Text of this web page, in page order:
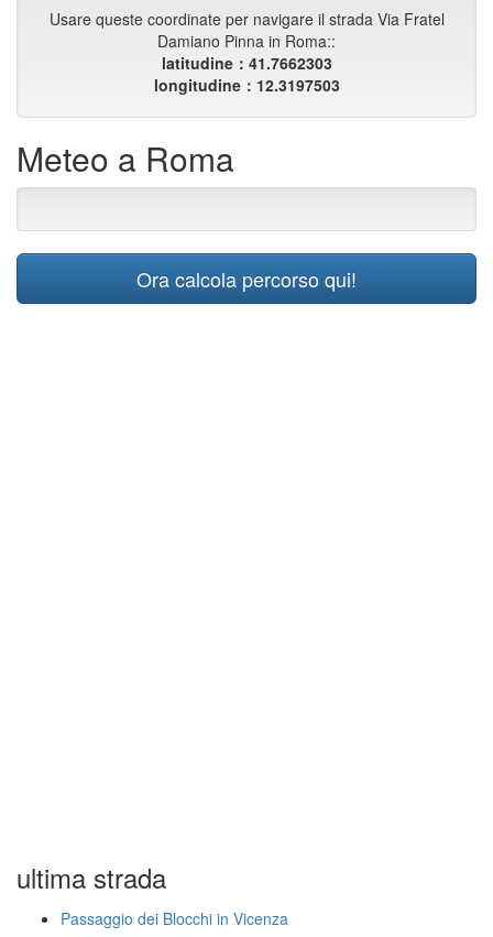
Usare queste coordinate per navigare il strada Via Fratel
Damiano Pinna in Roma::
latitudine：41.7662303
longitudine：12.3197503
Meteo a Roma
Ora calcola percorso qui!
ultima strada
Passaggio dei Blocchi in Vicenza